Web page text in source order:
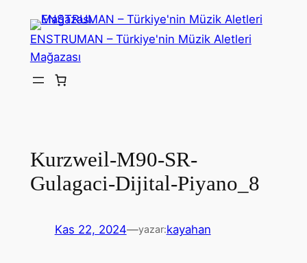
ENSTRUMAN – Türkiye'nin Müzik Aletleri
Mağazası
Kurzweil-M90-SR-
Gulagaci-Dijital-Piyano_8
Kas 22, 2024—yazar:kayahan